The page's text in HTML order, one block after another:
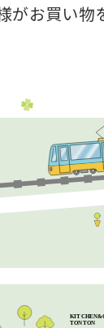
お買い物
TONTON